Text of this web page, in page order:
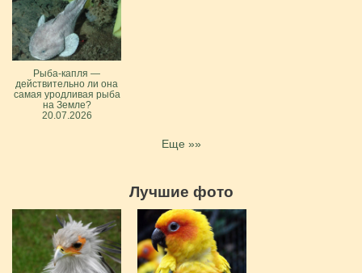
Рыба-капля —
действительно ли она
самая уродливая рыба
на Земле?
20.07.2026
Еще »»
Лучшие фото